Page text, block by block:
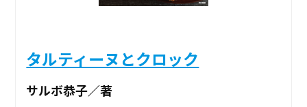
タルティーヌとクロック
サルボ恭子／著